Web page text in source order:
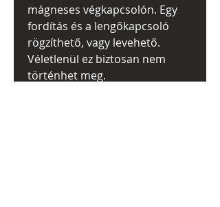
mágneses végkapcsolón. Egy
fordítás és a lengőkapcsoló
rögzíthető, vagy levehető.
Véletlenül ez biztosan nem
történhet meg.